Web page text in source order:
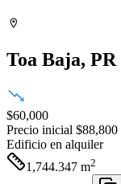
Toa Baja, PR
$60,000
Precio inicial $88,800
Edificio en alquiler
1,744.347 m2